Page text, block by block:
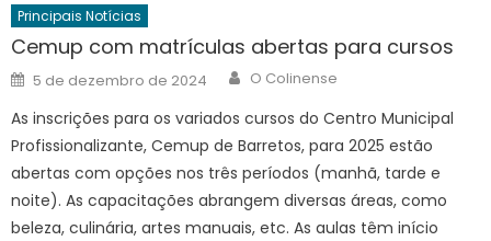
Principais Notícias
Cemup com matrículas abertas para cursos
Posted
on
5 de dezembro de 2024 Author
O Colinense
As inscrições para os variados cursos do Centro Municipal
Profissionalizante, Cemup de Barretos, para 2025 estão
abertas com opções nos três períodos (manhã, tarde e
noite). As capacitações abrangem diversas áreas, como
beleza, culinária, artes manuais, etc. As aulas têm início